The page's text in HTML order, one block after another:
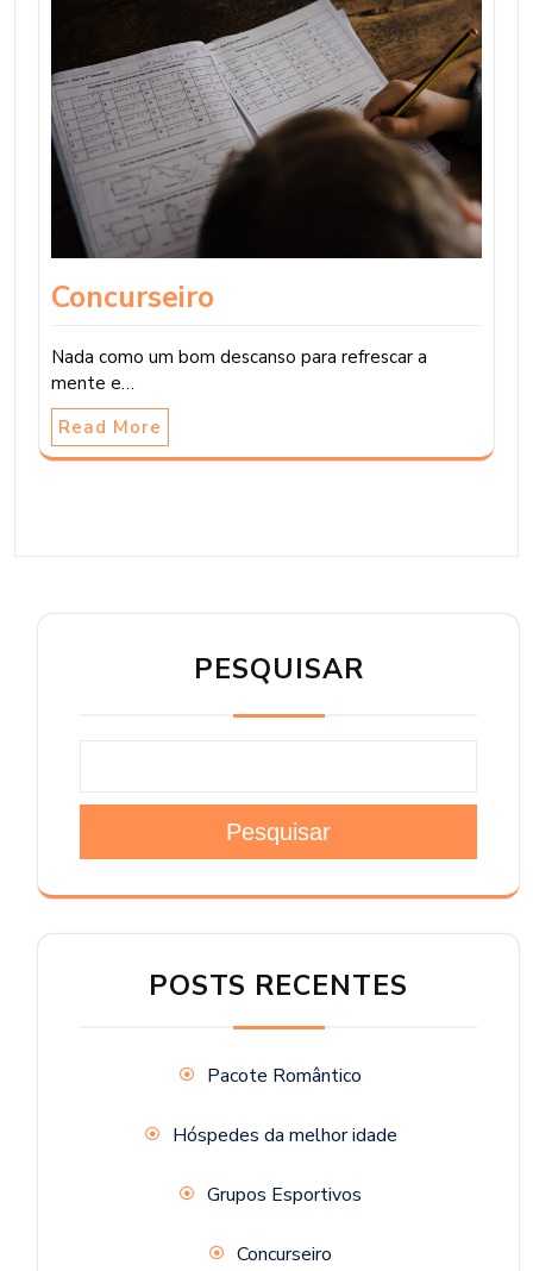
Concurseiro
Nada como um bom descanso para refrescar a
mente e…
Read More
PESQUISAR
Pesquisar
POSTS RECENTES
Pacote Romântico
Hóspedes da melhor idade
Grupos Esportivos
Concurseiro